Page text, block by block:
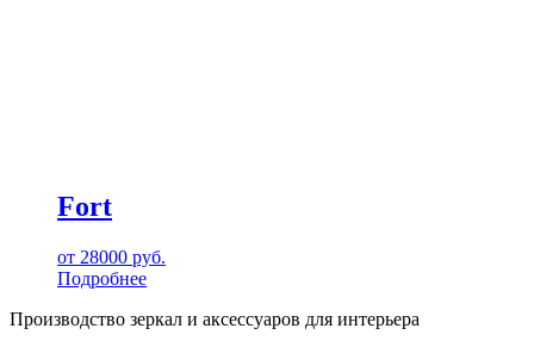
Fort
от 28000 руб.
Подробнее
Производство зеркал и аксессуаров для интерьера